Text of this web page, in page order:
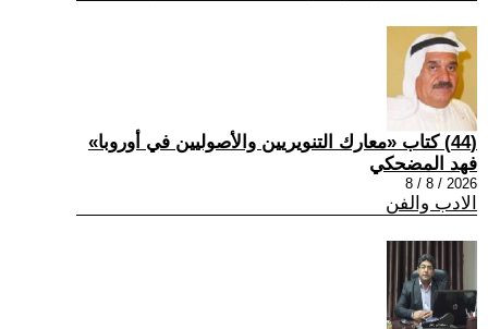
(44) كتاب «معارك التنويريين والأصوليين في أوروبا»
فهد المضحكي
2026 / 8 / 8
الادب والفن